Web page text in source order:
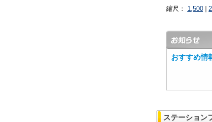
縮尺： 1,500
おすすめ情
ステーション